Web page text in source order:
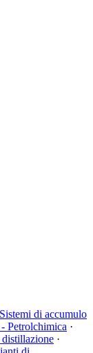
Sistemi di accumulo
Petrolchimica ·
·